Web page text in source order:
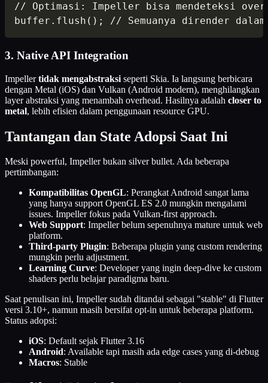
// Optimasi: Impeller bisa mendeteksi
buffer.flush(); // Semuanya dirender
3. Native API Integration
Impellertidak mengabstraksi seperti Skia. Ia langsung berbicara
dengan Metal (iOS) dan Vulkan (Android modern), menghilangkan
layer abstraksi yang menambah overhead. Hasilnya adalah closer to
metal, lebih efisien dalam penggunaan resource GPU.
Tantangan dan State Adopsi Saat Ini
Meski powerful, Impeller bukan silver bullet. Ada beberapa
pertimbangan:
Kompatibilitas OpenGL: Perangkat Android sangat lama
yang hanya support OpenGL ES 2.0 mungkin mengalami
issues. Impeller fokus pada Vulkan-first approach.
Web Support: Impeller belum sepenuhnya mature untuk web
platform.
Third-party Plugin: Beberapa plugin yang custom rendering
mungkin perlu adjustment.
Learning Curve: Developer yang ingin deep-dive ke custom
shaders perlu belajar paradigma baru.
Saat penulisan ini, Impeller sudah ditandai sebagai "stable" di Flutter
versi 3.10+, namun masih bersifat opt-in untuk beberapa platform.
Status adopsi:
iOS: Default sejak Flutter 3.16
Android: Available tapi masih ada edge cases yang di-debug
Macros: Stable